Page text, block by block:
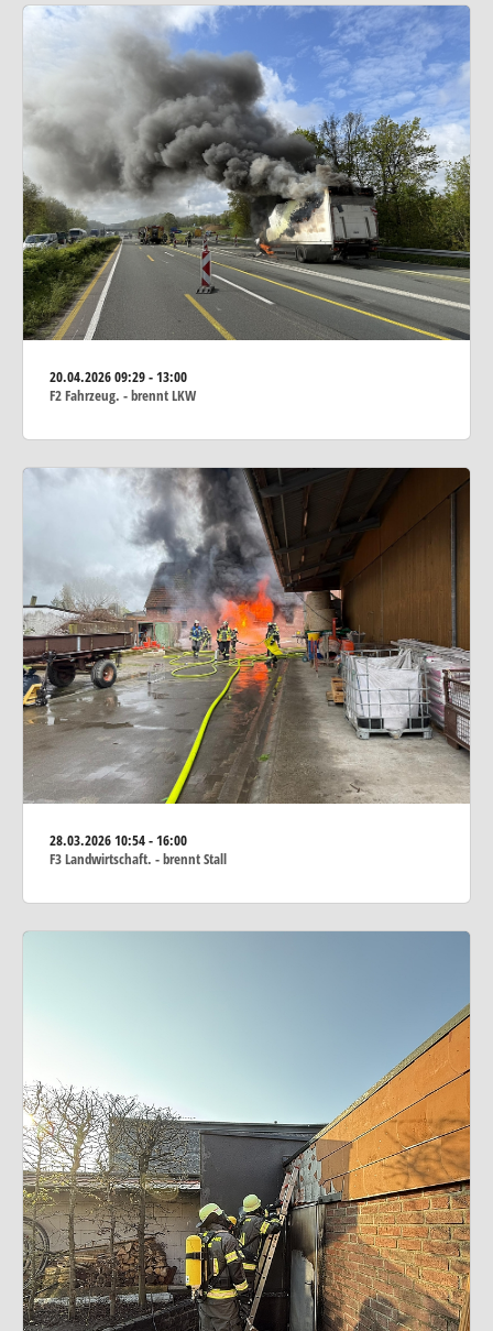
20.04.202609:29 - 13:00
F2 Fahrzeug. - brennt LKW
28.03.202610:54 - 16:00
F3 Landwirtschaft. - brennt Stall